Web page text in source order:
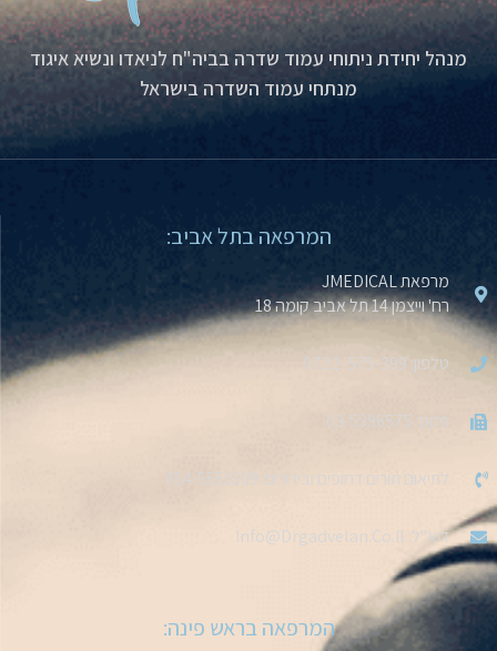
מנהל יחידת ניתוחי עמוד שדרה בביה"ח לניאדו ונשיא איגוד
מנתחי עמוד השדרה בישראל
המרפאה בתל אביב:
מרפאת JMEDICAL
רח' וייצמן 14 תל אביב קומה 18
טלפון: 0722-575-399
פקס: 03-5396575
לתיאום תורים דחופים ובירורים: 054-5551509
דוא''ל: Info@drgadvelan.co.il
המרפאה בראש פינה: